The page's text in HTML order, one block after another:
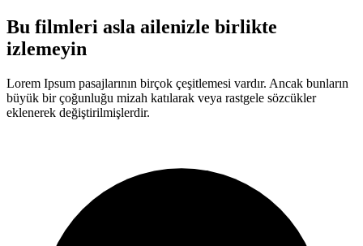
Bu filmleri asla ailenizle birlikte
izlemeyin
Lorem Ipsum pasajlarının birçok çeşitlemesi vardır. Ancak bunların
büyük bir çoğunluğu mizah katılarak veya rastgele sözcükler
eklenerek değiştirilmişlerdir.